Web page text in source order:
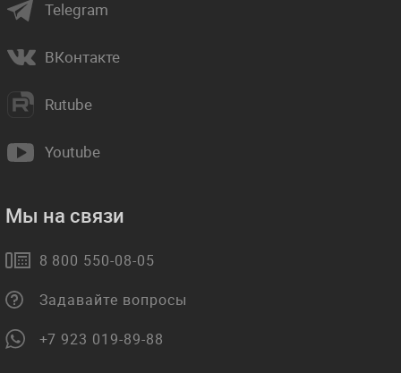
Telegram
ВКонтакте
Rutube
Youtube
Мы на связи
8 800 550-08-05
Задавайте вопросы
+7 923 019-89-88